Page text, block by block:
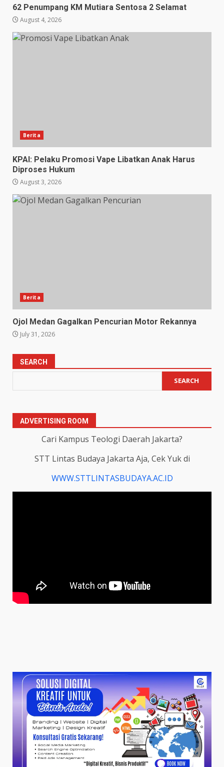
62 Penumpang KM Mutiara Sentosa 2 Selamat
August 4, 2026
Berita
KPAI: Pelaku Promosi Vape Libatkan Anak Harus
Diproses Hukum
August 3, 2026
Berita
Ojol Medan Gagalkan Pencurian Motor Rekannya
July 31, 2026
SEARCH
SEARCH
ADVERTISING ROOM
Cari Kampus Teologi Daerah Jakarta?
STT Lintas Budaya Jakarta Aja, Cek Yuk di
WWW.STTLINTASBUDAYA.AC.ID